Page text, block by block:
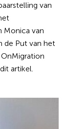
van
Monica van
de Put van het
artikel.